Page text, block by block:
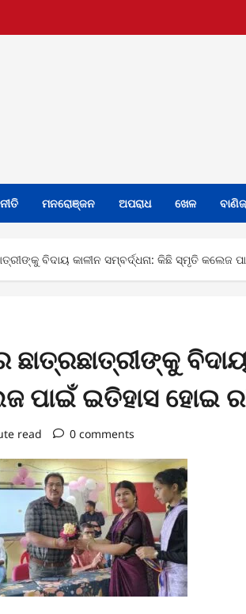
ମନରୋଞ୍ଜନ ଅପରାଧ ଖେଳ
ବିଦାୟ କାଳୀନ ସମ୍ବର୍ଦ୍ଧନା: କିଛି ସ୍ମୃତି କଲେଜ
ବିଦାୟ
ପାଇଁ ଇତିହାସ ହୋଇ
read 0 comments